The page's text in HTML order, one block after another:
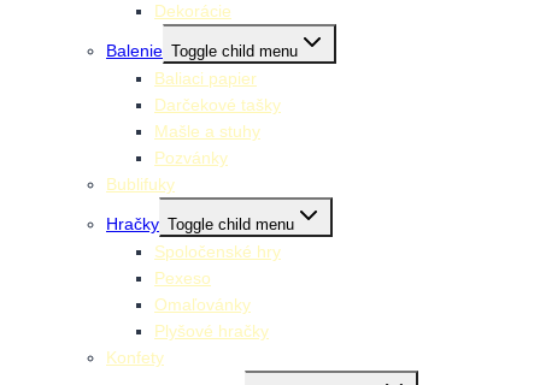
Dekorácie
Balenie Toggle child menu
Baliaci papier
Darčekové tašky
Mašle a stuhy
Pozvánky
Bublifuky
Hračky Toggle child menu
Spoločenské hry
Pexeso
Omaľovánky
Plyšové hračky
Konfety